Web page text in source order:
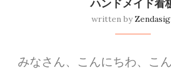
ハンドメイド看
written by
みなさん、こんにちわ、こん